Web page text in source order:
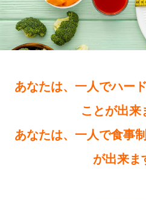
あなたは、一人でハー
ことが出来
あなたは、一人で食事
が出来ま